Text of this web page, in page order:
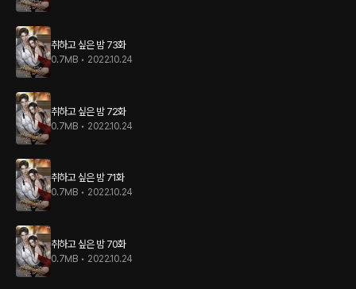
취하고 싶은 밤 73화
0.7MB • 2022.10.24
취하고 싶은 밤 72화
0.7MB • 2022.10.24
취하고 싶은 밤 71화
0.7MB • 2022.10.24
취하고 싶은 밤 70화
0.7MB • 2022.10.24